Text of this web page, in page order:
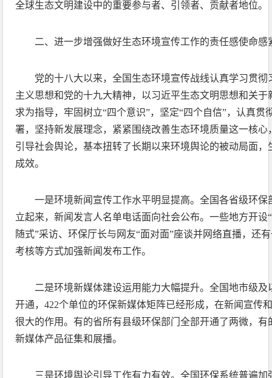
全球生态文明建设中的重要参与者、引领者、贡献者地位。
二、进一步增强做好生态环境宣传工作的责任感使命感
党的十八大以来，全国生态环境宣传战线认真学习贯
主义思想和党的十九大精神，以习近平生态文明思想和关
求为指导，牢固树立“四个意识”，坚定“四个自信”，认真贯
署，坚持新发展理念，紧紧围绕改善生态环境质量这一核
引导社会舆论，基本扭转了长期以来环境舆论的被动局面
成效。
一是环境新闻宣传工作水平明显提高。全国各省级环
立起来，新闻发言人名单电话面向社会公布。一些地方开设
随式”采访、环保厅长与网友“面对面”座谈并网络直播，还
考核等方式加强新闻发布工作。
二是环境新媒体建设运用能力大幅提升。全国地市级
开通，422个单位的环保新媒体矩阵已经形成，在新闻宣传
很大的作用。有的省所有县级环保部门全部开通了两微，有
新媒体产品征集和展播。
三是环境舆论引导工作有力有效。全国环保系统普遍